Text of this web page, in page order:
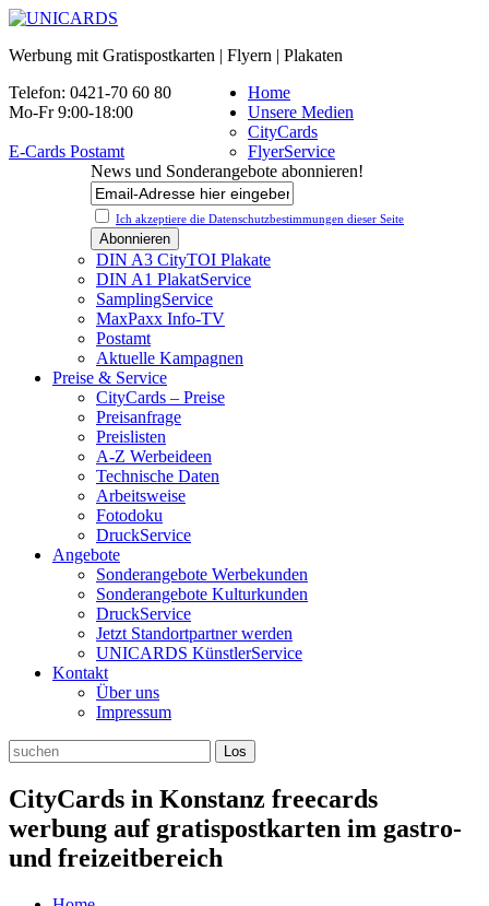
Werbung mit Gratispostkarten | Flyern | Plakaten
Telefon: 0421-70 60 80
Mo-Fr 9:00-18:00
E-Cards Postamt
News und Sonderangebote abonnieren!
Ich akzeptiere die Datenschutz­bestimmungen dieser Seite
Home
Unsere Medien
CityCards
FlyerService
DIN A3 CityTOI Plakate
DIN A1 PlakatService
SamplingService
MaxPaxx Info-TV
Postamt
Aktuelle Kampagnen
Preise & Service
CityCards – Preise
Preisanfrage
Preislisten
A-Z Werbeideen
Technische Daten
Arbeitsweise
Fotodoku
DruckService
Angebote
Sonderangebote Werbekunden
Sonderangebote Kulturkunden
DruckService
Jetzt Standortpartner werden
UNICARDS KünstlerService
Kontakt
Über uns
Impressum
CityCards in Konstanz freecards
werbung auf gratispostkarten im gastro-
und freizeitbereich